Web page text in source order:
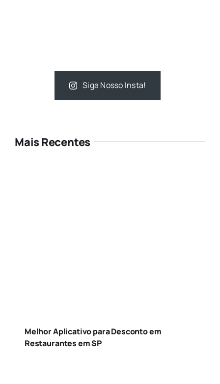
Siga Nosso Insta!
Mais Recentes
Melhor Aplicativo para Desconto em
Restaurantes em SP